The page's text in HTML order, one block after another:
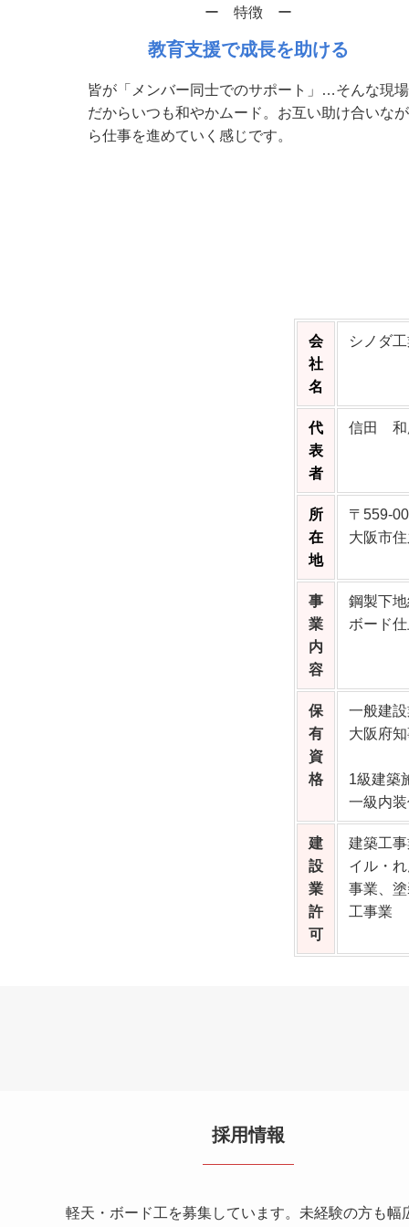
ー 特徴 ー
教育支援で成長を助ける
皆が「メンバー同士でのサポート」…そんな現場
だからいつも和やかムード。お互い助け合いなが
ら仕事を進めていく感じです。
会
社
名
シノダ
代
表
者
信田 和
所
在
地
〒559-
大阪市
事
業
内
容
鋼製下
ボード
保
有
資
格
一般建
大阪府
1級建築
一級内
建
設
業
許
可
建築工
イル・
事業、
工事業
採用情報
軽天・ボード工を募集しています。未経験の方も幅